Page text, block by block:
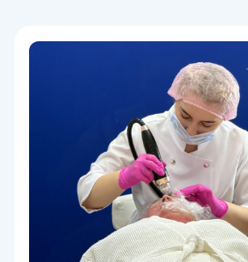
Процедуры выполняют специалисты с
профильным медобразованием и
клиническим опытом
КВАЛИФИЦИРОВАННЫЕ ВРАЧИ-